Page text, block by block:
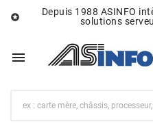

Depuis 1988 ASINFO
solutions
